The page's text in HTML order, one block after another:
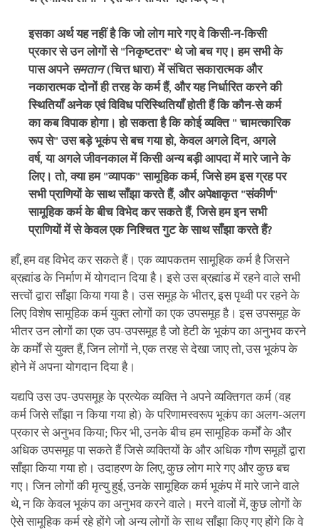
इसका अर्थ यह नहीं है कि जो लोग मारे गए वे किसी-न-किसी
प्रकार से उन लोगों से "निकृष्टतर" थे जो बच गए। हम सभी के
पास अपने समतान(चित्त धारा) में संचित सकारात्मक और
नकारात्मक दोनों ही तरह के कर्म हैं, और यह निर्धारित करने की
स्थितियाँ अनेक एवं विविध परिस्थितियाँ होती हैं कि कौन-से कर्म
का कब विपाक होगा। हो सकता है कि कोई व्यक्ति " चामत्कारिक
रूप से" उस बड़े भूकंप से बच गया हो, केवल अगले दिन, अगले
वर्ष, या अगले जीवनकाल में किसी अन्य बड़ी आपदा में मारे जाने के
लिए। तो, क्या हम "व्यापक" सामूहिक कर्म, जिसे हम इस ग्रह पर
सभी प्राणियों के साथ साँझा करते हैं, और अपेक्षाकृत "संकीर्ण"
सामूहिक कर्म के बीच विभेद कर सकते हैं, जिसे हम इन सभी
प्राणियों में से केवल एक निश्चित गुट के साथ साँझा करते हैं?
हाँ, हम वह विभेद कर सकते हैं। एक व्यापकतम सामूहिक कर्म है जिसने
ब्रह्मांड के निर्माण में योगदान दिया है। इसे उस ब्रह्मांड में रहने वाले सभी
सत्त्वों द्वारा साँझा किया गया है। उस समूह के भीतर, इस पृथ्वी पर रहने के
लिए विशेष सामूहिक कर्म युक्त लोगों का एक उपसमूह है। इस उपसमूह के
भीतर उन लोगों का एक उप-उपसमूह है जो हेटी के भूकंप का अनुभव करने
के कर्मों से युक्त हैं, जिन लोगों ने, एक तरह से देखा जाए तो, उस भूकंप के
होने में अपना योगदान दिया है।
यद्यपि उस उप-उपसमूह के प्रत्येक व्यक्ति ने अपने व्यक्तिगत कर्म (वह
कर्म जिसे साँझा न किया गया हो) के परिणामस्वरूप भूकंप का अलग-अलग
प्रकार से अनुभव किया; फिर भी, उनके बीच हम सामूहिक कर्मों के और
अधिक उपसमूह पा सकते हैं जिसे व्यक्तियों के और अधिक गौण समूहों द्वारा
साँझा किया गया हो। उदाहरण के लिए, कुछ लोग मारे गए और कुछ बच
गए। जिन लोगों की मृत्यु हुई, उनके सामूहिक कर्म भूकंप में मारे जाने वाले
थे, न कि केवल भूकंप का अनुभव करने वाले। मरने वालों में, कुछ लोगों के
ऐसे सामूहिक कर्म रहे होंगे जो अन्य लोगों के साथ साँझा किए गए होंगे कि वे